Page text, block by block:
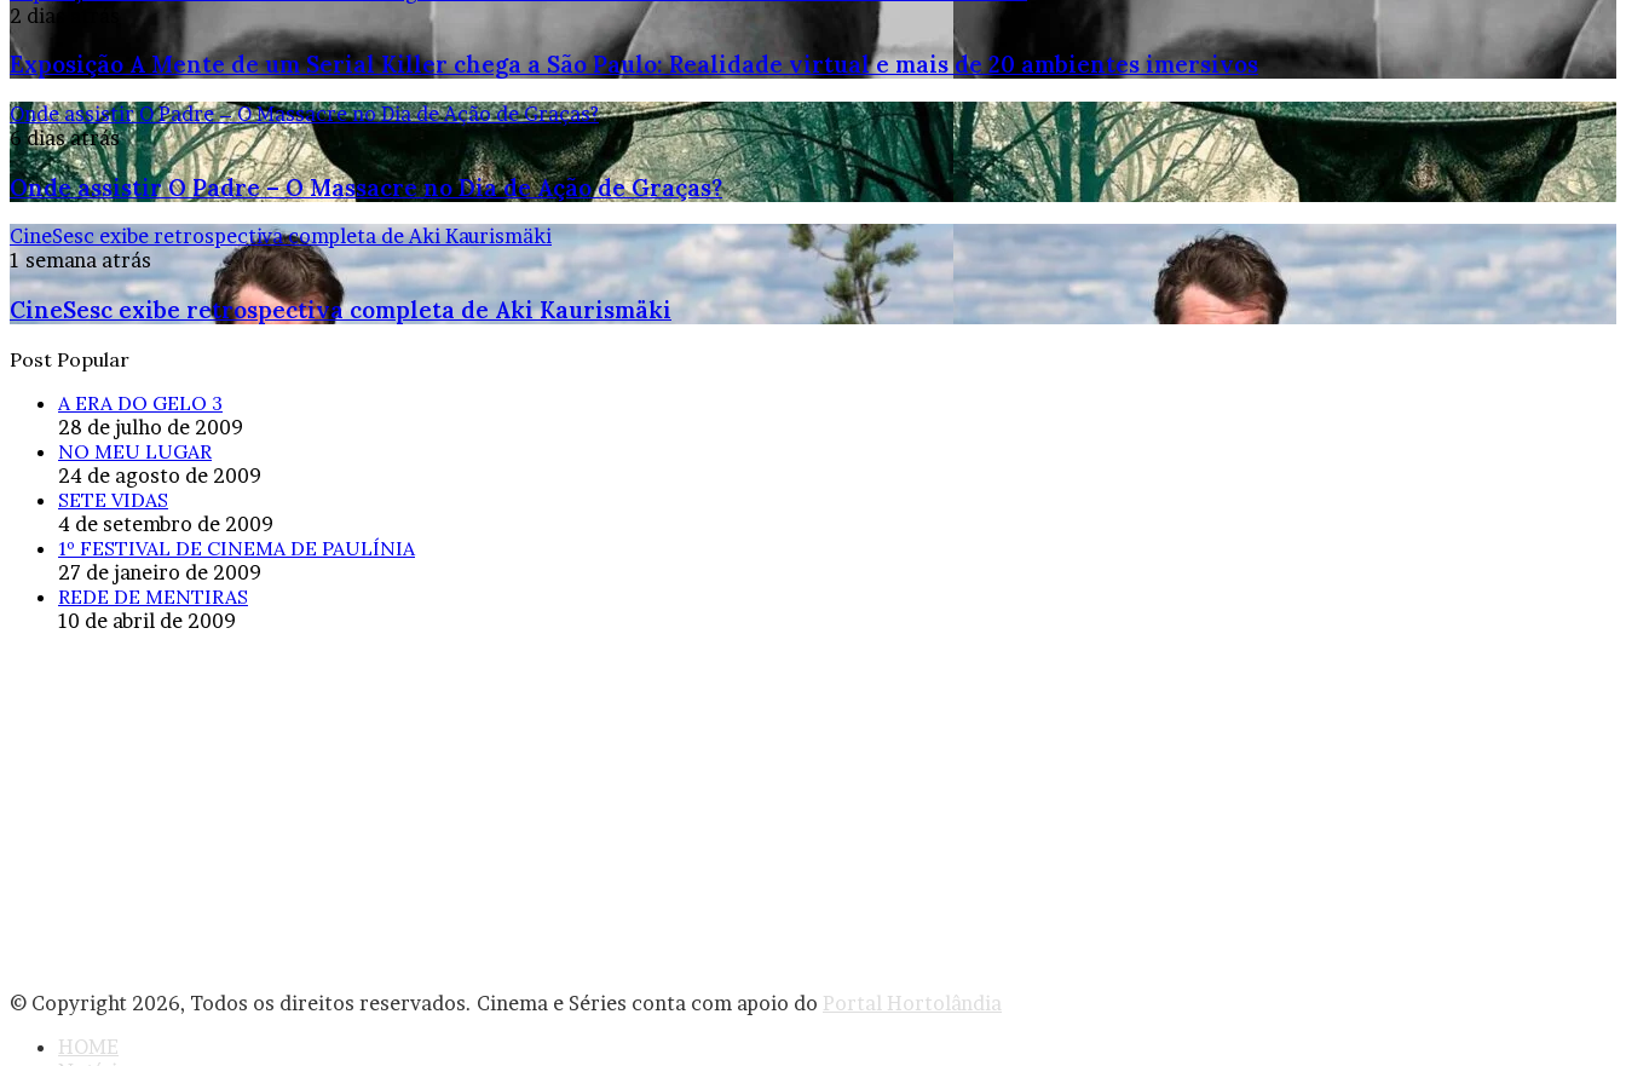
2 dias atrás
Exposição A Mente de um Serial Killer chega a São Paulo: Realidade virtual e mais de 20 ambientes imersivos
Onde assistir O Padre – O Massacre no Dia de Ação de Graças?
6 dias atrás
Onde assistir O Padre – O Massacre no Dia de Ação de Graças?
CineSesc exibe retrospectiva completa de Aki Kaurismäki
1 semana atrás
CineSesc exibe retrospectiva completa de Aki Kaurismäki
Post Popular
A ERA DO GELO 3
28 de julho de 2009
NO MEU LUGAR
24 de agosto de 2009
SETE VIDAS
4 de setembro de 2009
1º FESTIVAL DE CINEMA DE PAULÍNIA
27 de janeiro de 2009
REDE DE MENTIRAS
10 de abril de 2009
© Copyright 2026, Todos os direitos reservados. Cinema e Séries conta com apoio do Portal Hortolândia
HOME